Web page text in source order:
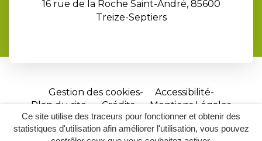
Ce site utilise des traceurs pour fonctionner et obtenir des
statistiques d'utilisation afin améliorer l'utilisation, vous pouvez
16 rue de la Roche Saint-André, 85600
Treize-Septiers
Gestion des cookies
Accessibilité
Plan du site
Crédits
Mentions Légales
Site